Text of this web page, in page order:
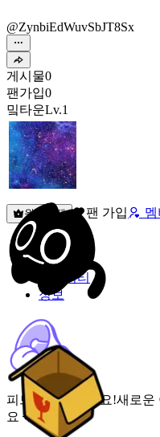
@ZynbiEdWuvSbJT8Sx
게시물0
팬가입0
밐타운Lv.1
원픽선택 팬 가입 멤
밐타운
피드
커뮤니티
정보
피드가 비어있어요!새로운
요 🌟